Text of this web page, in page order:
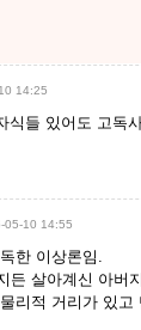
14:25
식들 있어도 고독
05-10 14:55
한 이상론임.
든 살아계신 아버
리적 거리가 있